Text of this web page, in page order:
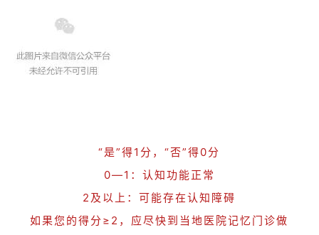
“是”得1分，“否”得0分
0—1：认知功能正常
2及以上：可能存在认知障碍
如果您的得分≥2，应尽快到当地医院记忆门诊做